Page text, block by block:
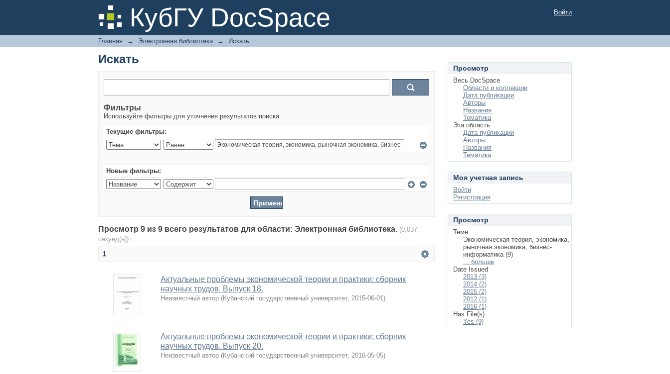
КубГУ DocSpace
Искать Войти
Главная → Электронная библиотека → Искать
Искать
Фильтры
Используйте фильтры для уточнения результатов поиска.
Текущие фильтры:
Новые фильтры:
Просмотр 9 из 9 всего результатов для области: Электронная библиотека. (0.037
секунд(а))
1
Актуальные проблемы экономической теории и практики: сборник
научных трудов. Выпуск 18.
Неизвестный автор (Кубанский государственный университет, 2015-06-01)
Актуальные проблемы экономической теории и практики: сборник
научных трудов. Выпуск 20.
Неизвестный автор (Кубанский государственный университет, 2016-05-05)
Просмотр
Весь DocSpace
Области и коллекции
Дата публикации
Авторы
Названия
Тематика
Эта область
Дата публикации
Авторы
Названия
Тематика
Моя учетная запись
Войти
Регистрация
Просмотр
Теме
Экономическая теория, экономика,
рыночная экономика, бизнес-
информатика (9)
... больше
Date Issued
2013 (3)
2014 (2)
2015 (2)
2012 (1)
2016 (1)
Has File(s)
Yes (9)